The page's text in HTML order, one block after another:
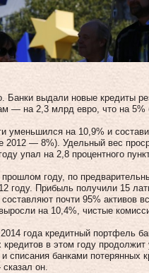
Банки выдали новые кредиты
— на 2,3 млрд евро, что на 5%
уменьшился на 10,9% и
2012 — 8%). Удельный вес
упал на 2,8 процентного
году, по
году. Прибыль получили 15
почти 95% активов
на 10,4%, чистые
года кредитный портфель
в этом году продолжит
списания банками потерянных
он.